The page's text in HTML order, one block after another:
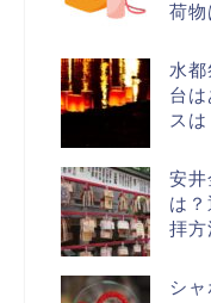
荷物
水
台
スは
安井
は
拝方
シ